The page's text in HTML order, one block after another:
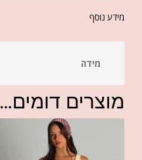
מידע נוסף
מידה
מוצרים דומים...